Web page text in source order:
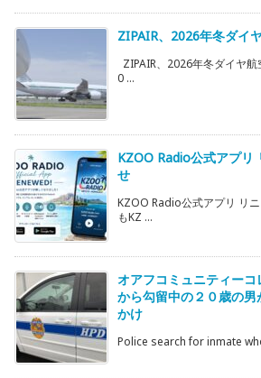
ZIPAIR、2026年冬ダイ
ZIPAIR、2026年冬ダイヤ
0 ...
KZOO Radio公式アプリ
せ
KZOO Radio公式アプリ リ
もKZ ...
オアフコミュニティー
から勾留中の２０歳の
かけ
Police search for inmate